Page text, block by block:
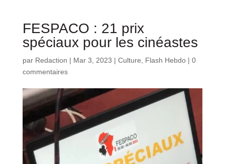
FESPACO : 21 prix
spéciaux pour les cinéastes
par Redaction | Mar 3, 2023 | Culture Flash Hebdo| 0
commentaires